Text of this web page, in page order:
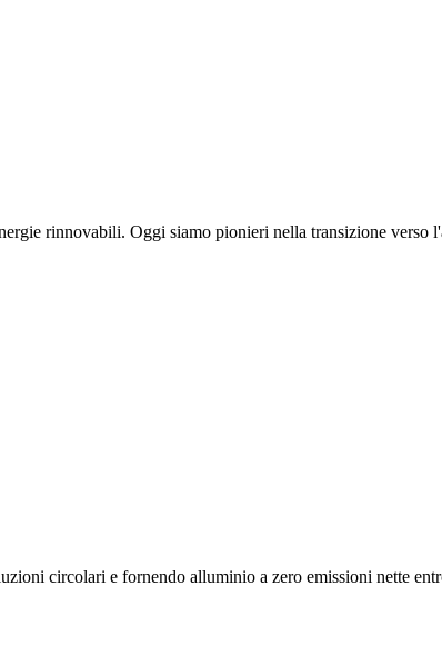
rinnovabili. Oggi siamo pionieri nella transizione verso
circolari e fornendo alluminio a zero emissioni nette